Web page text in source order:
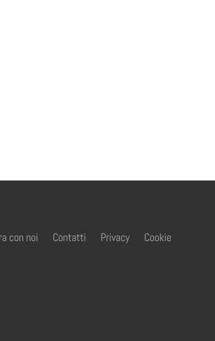
con noi Contatti Privacy Cookie